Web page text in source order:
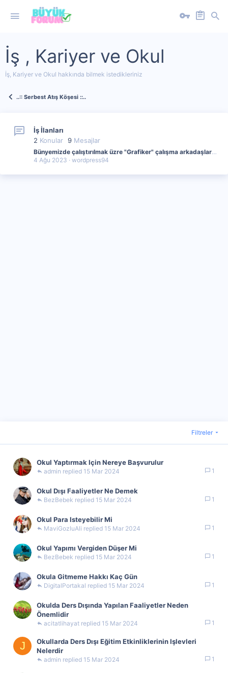
İş , Kariyer ve Okul
İş, Kariyer ve Okul hakkında bilmek istedikleriniz
..:: Serbest Atış Köşesi ::..
İş İlanları
2 Konular 9 Mesajlar
Bünyemizde çalıştırılmak üzre "Grafiker" çalışma arkadaşları arıyoruz!
4 Ağu 2023
wordpress94
Filtreler
Okul Yaptırmak Için Nereye Başvurulur
1
15 Mar 2024
admin
Okul Dışı Faaliyetler Ne Demek
1
15 Mar 2024
BezBebek
Okul Para Isteyebilir Mi
1
15 Mar 2024
MaviGozluAli
Okul Yapımı Vergiden Düşer Mi
1
15 Mar 2024
BezBebek
Okula Gitmeme Hakkı Kaç Gün
1
15 Mar 2024
DigitalPortakal
Okulda Ders Dışında Yapılan Faaliyetler Neden
Önemlidir
1
15 Mar 2024
acitatlihayat
J
Okullarda Ders Dışı Eğitim Etkinliklerinin Işlevleri
Nelerdir
1
15 Mar 2024
admin